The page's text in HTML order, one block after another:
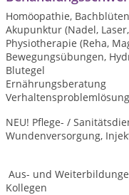
Homöopathie,
Akupunktur (Nadel,
Physiotherapie (Reha,
Bewegungsübungen,
Blutegel
Ernährungsberatung
NEU! Pflege- /
Wundenversorgung,
Aus- und
Kollegen